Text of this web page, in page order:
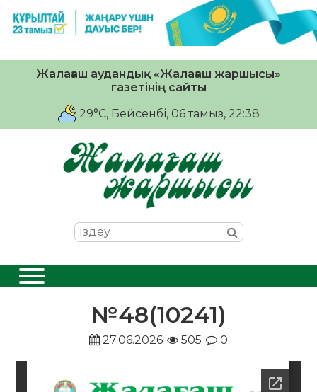
Жалағаш аудандық «Жалағаш жаршысы»
газетінің сайты
29°C, Бейсенбі, 06 тамыз, 22:38
№48(10241)
27.06.2026 505 0